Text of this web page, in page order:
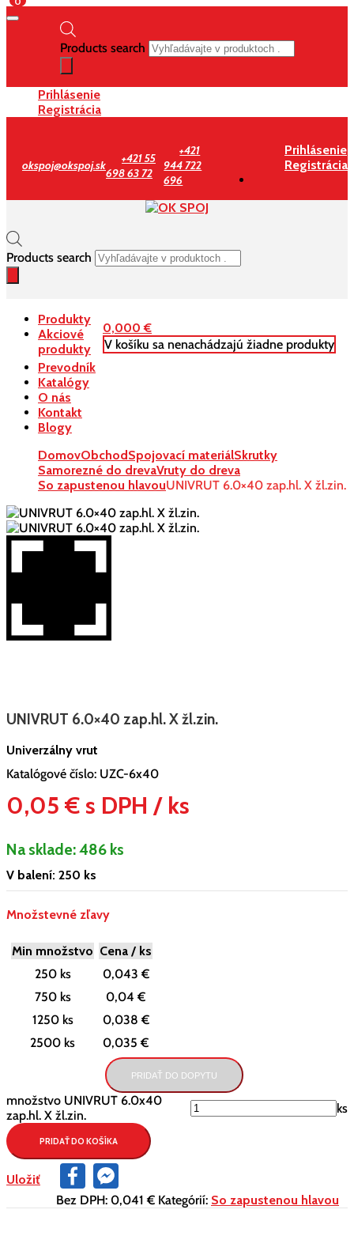
Products search
Prihlásenie
Registrácia
okspoj@okspoj.sk
+421 55
698 63 72
+421
944 722
696
Prihlásenie
Registrácia
Products search
0,000€
V košíku sa nenachádzajú žiadne produkty
Produkty
Akciové
produkty
Prevodník
Katalógy
O nás
Kontakt
Blogy
DomovObchodSpojovací materiálSkrutky
Samorezné do drevaVruty do dreva
So zapustenou hlavouUNIVRUT 6.0×40 zap.hl. X žl.zin.
UNIVRUT 6.0×40 zap.hl. X žl.zin.
Univerzálny vrut
Katalógové číslo: UZC-6x40
0,05 € s DPH / ks
Na sklade:486 ks
V balení: 250 ks
Množstevné zľavy
Min množstvo Cena / ks
250 ks
0,043 €
750 ks
0,04 €
1250 ks
0,038 €
2500 ks
0,035 €
PRIDAŤ DO DOPYTU
množstvo UNIVRUT 6.0x40
zap.hl. X žl.zin.
ks
PRIDAŤ DO KOŠÍKA
Uložiť
Facebook
Bez DPH: 0,041 € Kategórií: So zapustenou hlavou